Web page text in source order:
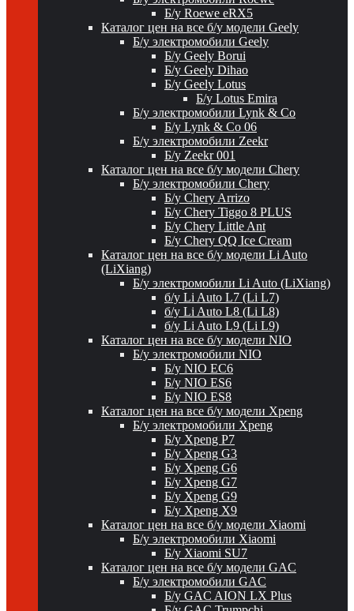
Б/у Roewe eRX5
Каталог цен на все б/у модели Geely
Б/у электромобили Geely
Б/у Geely Borui
Б/у Geely Dihao
Б/у Geely Lotus
Б/у Lotus Emira
Б/у электромобили Lynk & Co
Б/у Lynk & Co 06
Б/у электромобили Zeekr
Б/у Zeekr 001
Каталог цен на все б/у модели Chery
Б/у электромобили Chery
Б/у Chery Arrizo
Б/у Chery Tiggo 8 PLUS
Б/у Chery Little Ant
Б/у Chery QQ Ice Cream
Каталог цен на все б/у модели Li Auto
(LiXiang)
Б/у электромобили Li Auto (LiXiang)
б/у Li Auto L7 (Li L7)
б/у Li Auto L8 (Li L8)
б/у Li Auto L9 (Li L9)
Каталог цен на все б/у модели NIO
Б/у электромобили NIO
Б/у NIO EC6
Б/у NIO ES6
Б/у NIO ES8
Каталог цен на все б/у модели Xpeng
Б/у электромобили Xpeng
Б/у Xpeng P7
Б/у Xpeng G3
Б/у Xpeng G6
Б/у Xpeng G7
Б/у Xpeng G9
Б/у Xpeng X9
Каталог цен на все б/у модели Xiaomi
Б/у электромобили Xiaomi
Б/у Xiaomi SU7
Каталог цен на все б/у модели GAC
Б/у электромобили GAC
Б/у GAC AION LX Plus